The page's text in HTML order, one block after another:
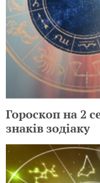
Гороскоп на 2
знаків зодіаку